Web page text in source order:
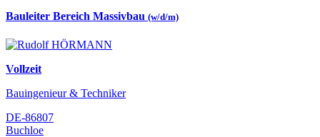
Bauleiter Bereich Massivbau (w/d/m)
Vollzeit
Bauingenieur & Techniker
DE-86807
Buchloe